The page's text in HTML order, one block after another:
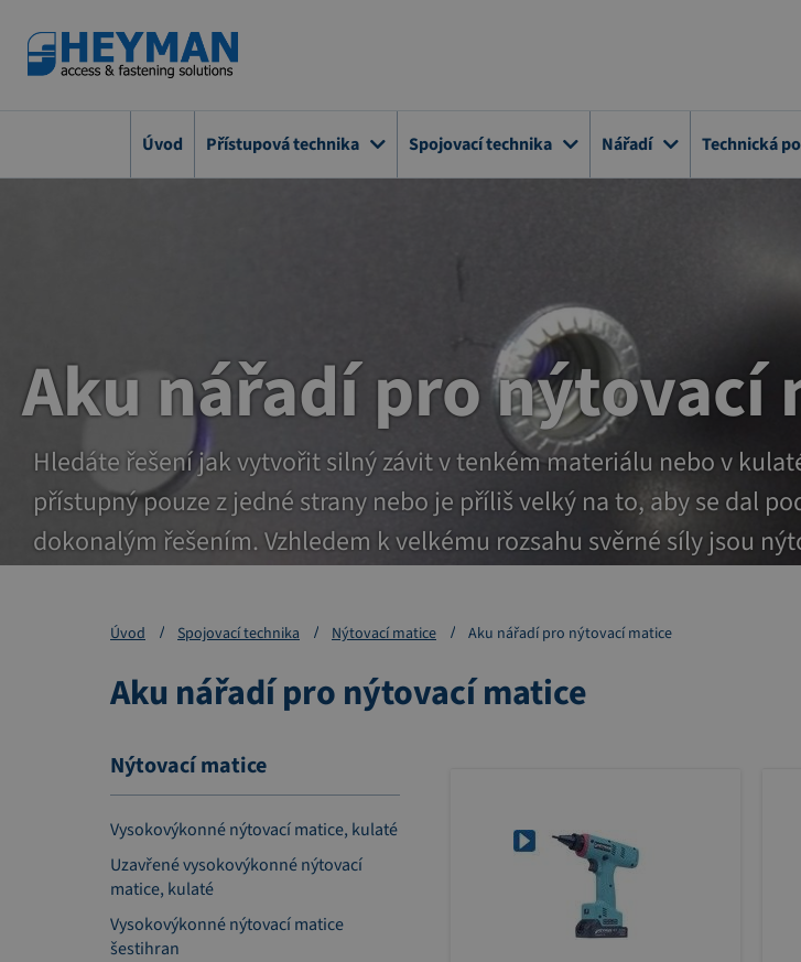
Přejít
Úvod Přístupová technika Spojovací technika Nářadí Technická
Aku nářadí pro nýtovací
Hledáte řešení jak vytvořit silný závit v tenkém materiálu nebo v
přístupný pouze z jedné strany nebo je příliš velký na to, aby se dal
dokonalým řešením. Vzhledem k velkému rozsahu svěrné síly jsou
Úvod Spojovací technika Nýtovací matice Aku nářadí pro nýtovací matice
Aku nářadí pro nýtovací matice
Nýtovací matice
Vysokovýkonné nýtovací matice, kulaté
Uzavřené vysokovýkonné nýtovací
matice, kulaté
Vysokovýkonné nýtovací matice
šestihran